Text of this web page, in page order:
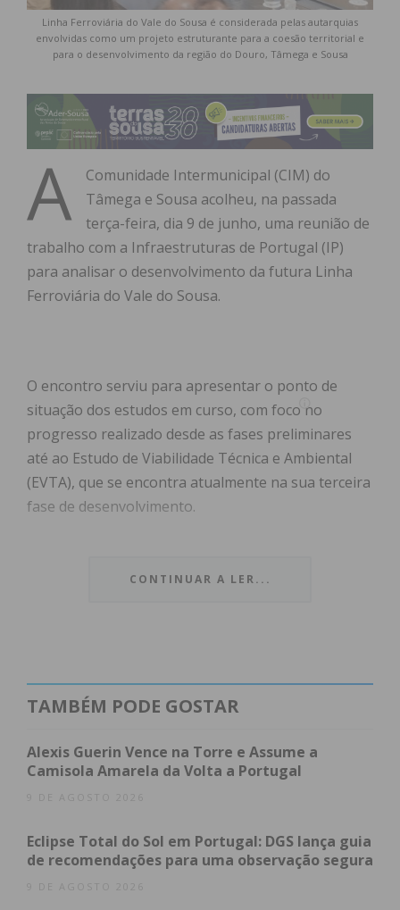
Linha Ferroviária do Vale do Sousa é considerada pelas autarquias
envolvidas como um projeto estruturante para a coesão territorial e
para o desenvolvimento da região do Douro, Tâmega e Sousa
A
Comunidade Intermunicipal (CIM) do
Tâmega e Sousa acolheu, na passada
terça-feira, dia 9 de junho, uma reunião de
trabalho com a Infraestruturas de Portugal (IP)
para analisar o desenvolvimento da futura Linha
Ferroviária do Vale do Sousa.
O encontro serviu para apresentar o ponto de
situação dos estudos em curso, com foco no
progresso realizado desde as fases preliminares
até ao Estudo de Viabilidade Técnica e Ambiental
(EVTA), que se encontra atualmente na sua terceira
fase de desenvolvimento.
vice-presidente da IP, Carlos Fernandes,
Fonseca, os presidentes das autarquias de
representante do Município de Valongo.
CONTINUAR A LER...
TAMBÉM PODE GOSTAR
Alexis Guerin Vence na Torre e Assume a
Camisola Amarela da Volta a Portugal
9 DE AGOSTO 2026
Eclipse Total do Sol em Portugal: DGS lança guia
de recomendações para uma observação segura
9 DE AGOSTO 2026